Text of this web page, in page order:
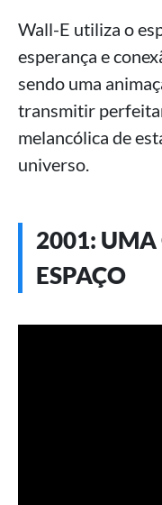
Wall-E utiliza o
esperança e
sendo uma
transmitir
melancólica de
universo.
2001: UMA
ESPAÇO